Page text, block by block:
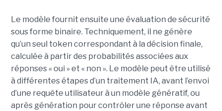
Le modèle fournit ensuite une évaluation de sécurité
sous forme binaire. Techniquement, il ne génère
qu’un seul token correspondant à la décision finale,
calculée à partir des probabilités associées aux
réponses « oui » et « non ». Le modèle peut être utilisé
à différentes étapes d’un traitement IA, avant l’envoi
d’une requête utilisateur à un modèle génératif, ou
après génération pour contrôler une réponse avant